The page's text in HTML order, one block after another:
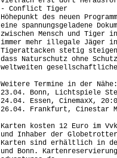
- Conflict Tiger
Höhepunkt des neuen
eine spannungsgeladene
zwischen Mensch und Tiger
immer mehr illegale Jäger
Tigerattacken stetig
dass Naturschutz ohne
weltweiten
Weitere Termine in der Nähe:
23.04. Bonn, Lichtspiele
24.04. Essen, CinemaxX,
26.04. Frankfurt, Cinestar
Karten kosten 12 Euro im
und Inhaber der
Karten sind erhältlich in
und Bonn.